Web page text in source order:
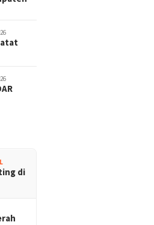
Pedagang Leker di
Bagikan Uang ke
di